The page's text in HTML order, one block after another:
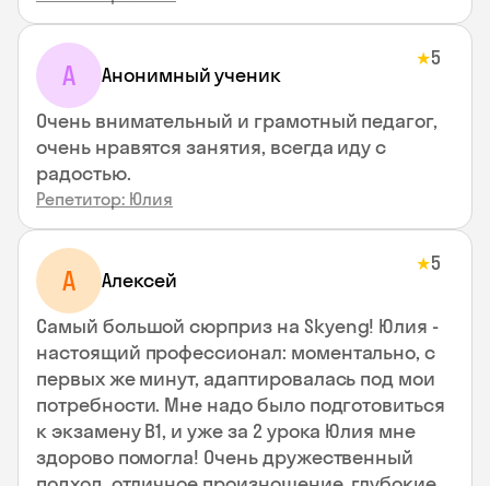
А Анонимный ученик
★5
Очень внимательный и грамотный педагог,
очень нравятся занятия, всегда иду с
радостью.
Репетитор: Юлия
А Алексей
★5
Самый большой сюрприз на Skyeng! Юлия -
настоящий профессионал: моментально, с
первых же минут, адаптировалась под мои
потребности. Мне надо было подготовиться
к экзамену В1, и уже за 2 урока Юлия мне
здорово помогла! Очень дружественный